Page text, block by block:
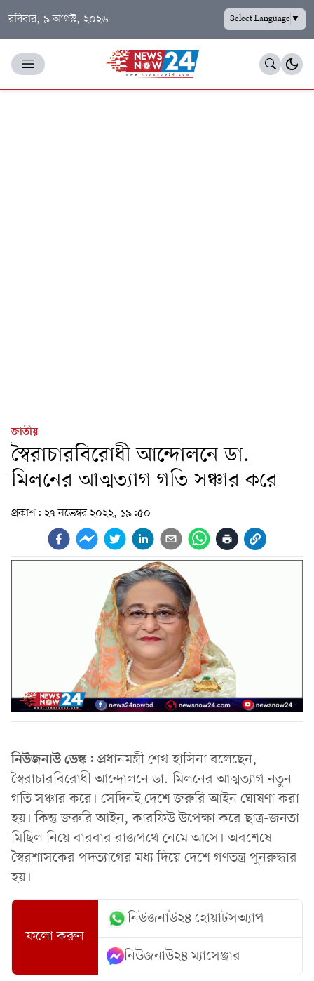
রবিবার, ৯ আগস্ট, ২০২৬ Select Language▼
জাতীয়
স্বৈরাচারবিরোধী আন্দোলনে ডা.
মিলনের আত্মত্যাগ গতি সঞ্চার করে
প্রকাশ: ২৭ নভেম্বর ২০২২, ১৯:৫০
নিউজনাউ ডেস্ক: প্রধানমন্ত্রী শেখ হাসিনা বলেছেন,
স্বৈরাচারবিরোধী আন্দোলনে ডা. মিলনের আত্মত্যাগ নতুন
গতি সঞ্চার করে। সেদিনই দেশে জরুরি আইন ঘোষণা করা
হয়। কিন্তু জরুরি আইন, কারফিউ উপেক্ষা করে ছাত্র-জনতা
মিছিল নিয়ে বারবার রাজপথে নেমে আসে। অবশেষে
স্বৈরশাসকের পদত্যাগের মধ্য দিয়ে দেশে গণতন্ত্র পুনরুদ্ধার
হয়।
ফলো করুন
নিউজনাউ২৪ হোয়াটসঅ্যাপ
নিউজনাউ২৪ ম্যাসেঞ্জার